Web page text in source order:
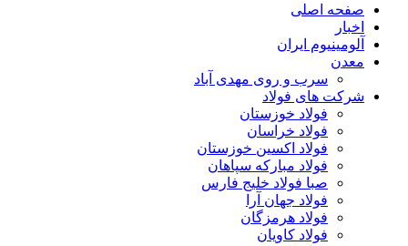
صفحه اصلی
اخبار
آلومینیوم ایران
معدن
سرب و روی مهدی آباد
شرکت های فولاد
فولاد خوزستان
فولاد خراسان
فولاد اکسین خوزستان
فولاد مبارکه سپاهان
صبا فولاد خلیج فارس
فولاد جهان آرا
فولاد هرمزگان
فولاد کاویان